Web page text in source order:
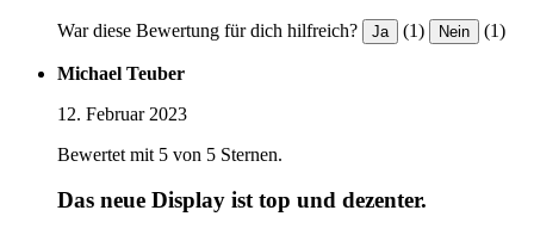
War diese Bewertung für dich hilfreich? Ja (1) Nein (1)
Michael Teuber
12. Februar 2023
Bewertet mit 5 von 5 Sternen.
Das neue Display ist top und dezenter.